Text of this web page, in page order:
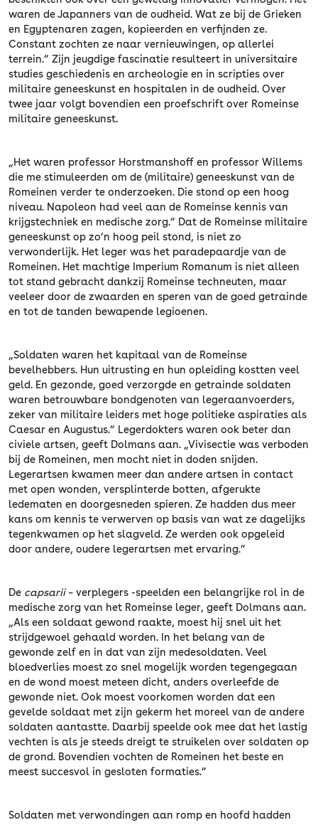
waren de Japanners van de oudheid. Wat ze bij de Grieken
en Egyptenaren zagen, kopieerden en verfijnden ze.
Constant zochten ze naar vernieuwingen, op allerlei
terrein.” Zijn jeugdige fascinatie resulteert in universitaire
studies geschiedenis en archeologie en in scripties over
militaire geneeskunst en hospitalen in de oudheid. Over
twee jaar volgt bovendien een proefschrift over Romeinse
militaire geneeskunst.
„Het waren professor Horstmanshoff en professor Willems
die me stimuleerden om de (militaire) geneeskunst van de
Romeinen verder te onderzoeken. Die stond op een hoog
niveau. Napoleon had veel aan de Romeinse kennis van
krijgstechniek en medische zorg.” Dat de Romeinse militaire
geneeskunst op zo’n hoog peil stond, is niet zo
verwonderlijk. Het leger was het paradepaardje van de
Romeinen. Het machtige Imperium Romanum is niet alleen
tot stand gebracht dankzij Romeinse techneuten, maar
veeleer door de zwaarden en speren van de goed getrainde
en tot de tanden bewapende legioenen.
„Soldaten waren het kapitaal van de Romeinse
bevelhebbers. Hun uitrusting en hun opleiding kostten veel
geld. En gezonde, goed verzorgde en getrainde soldaten
waren betrouwbare bondgenoten van legeraanvoerders,
zeker van militaire leiders met hoge politieke aspiraties als
Caesar en Augustus.” Legerdokters waren ook beter dan
civiele artsen, geeft Dolmans aan. „Vivisectie was verboden
bij de Romeinen, men mocht niet in doden snijden.
Legerartsen kwamen meer dan andere artsen in contact
met open wonden, versplinterde botten, afgerukte
ledematen en doorgesneden spieren. Ze hadden dus meer
kans om kennis te verwerven op basis van wat ze dagelijks
tegenkwamen op het slagveld. Ze werden ook opgeleid
door andere, oudere legerartsen met ervaring.”
De capsarii– verplegers -speelden een belangrijke rol in de
medische zorg van het Romeinse leger, geeft Dolmans aan.
„Als een soldaat gewond raakte, moest hij snel uit het
strijdgewoel gehaald worden. In het belang van de
gewonde zelf en in dat van zijn medesoldaten. Veel
bloedverlies moest zo snel mogelijk worden tegengegaan
en de wond moest meteen dicht, anders overleefde de
gewonde niet. Ook moest voorkomen worden dat een
gevelde soldaat met zijn gekerm het moreel van de andere
soldaten aantastte. Daarbij speelde ook mee dat het lastig
vechten is als je steeds dreigt te struikelen over soldaten op
de grond. Bovendien vochten de Romeinen het beste en
meest succesvol in gesloten formaties.”
Soldaten met verwondingen aan romp en hoofd hadden